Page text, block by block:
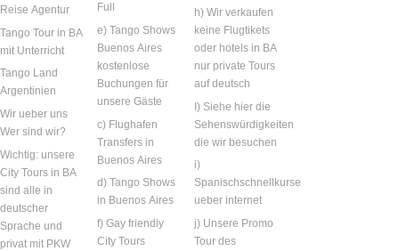
Reise Agentur
Tango Tour in BA
mit Unterricht
Tango Land
Argentinien
Wir ueber uns
Wer sind wir?
Wichtig: unsere
City Tours in BA
sind alle in
deutscher
Sprache und
privat mit PKW
Full
e) Tango Shows
Buenos Aires
kostenlose
Buchungen für
unsere Gäste
c) Flughafen
Transfers in
Buenos Aires
d) Tango Shows
in Buenos Aires
f) Gay friendly
City Tours
h) Wir verkaufen
keine Flugtikets
oder hotels in BA
nur private Tours
auf deutsch
I) Siehe hier die
Sehenswürdigkeiten
die wir besuchen
i)
Spanischschnellkurse
ueber internet
j) Unsere Promo
Tour des